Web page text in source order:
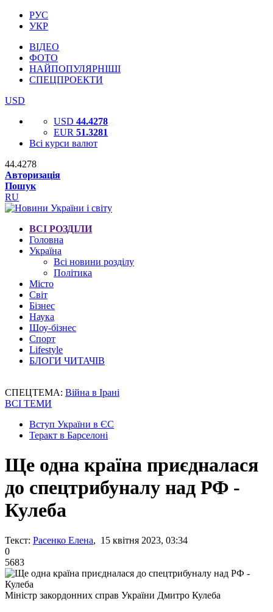
РУС
УКР
ВІДЕО
ФОТО
НАЙПОПУЛЯРНІШІ
СПЕЦПРОЕКТИ
USD
USD 44.4278
EUR 51.3281
Всі курси валют
44.4278
Авторизація
Пошук
RU
ВСІ РОЗДІЛИ
Головна
Україна
Всі новини розділу
Політика
Місто
Світ
Бізнес
Наука
Шоу-бізнес
Спорт
Lifestyle
БЛОГИ ЧИТАЧІВ
СПЕЦТЕМА: Війна в Ірані
ВСІ ТЕМИ
Вступ України в ЄС
Теракт в Барселоні
Ще одна країна приєдналася
до спецтрибуналу над РФ -
Кулеба
Текст: Расенко Елена, 15 квітня 2023, 03:34
0
5683
Міністр закордонних справ України Дмитро Кулеба